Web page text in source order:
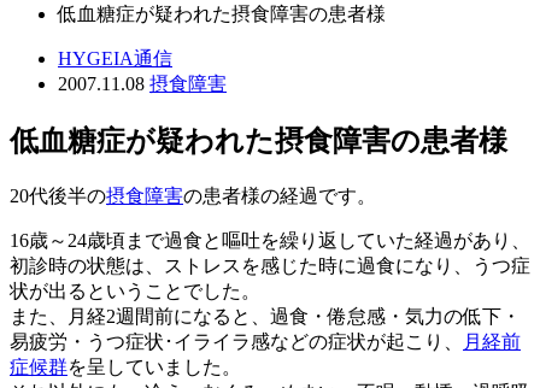
低血糖症が疑われた摂食障害の患者様
HYGEIA通信
2007.11.08 摂食障害
低血糖症が疑われた摂食障害の患者様
20代後半の摂食障害の患者様の経過です。
16歳～24歳頃まで過食と嘔吐を繰り返していた経過があり、
初診時の状態は、ストレスを感じた時に過食になり、うつ症
状が出るということでした。
また、月経2週間前になると、過食・倦怠感・気力の低下・
易疲労・うつ症状･イライラ感などの症状が起こり、
月経前
症候群を呈していました。